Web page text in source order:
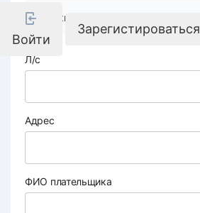
Войти
Зарегистироваться
Реквизиты компании
Л/с
Адрес
ФИО плательщика